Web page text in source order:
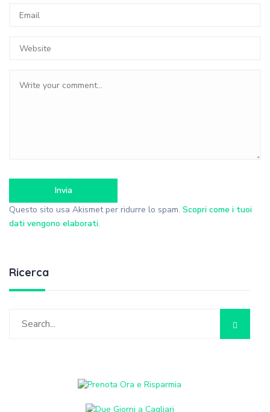
Questo sito usa Akismet per ridurre lo spam. Scopri come i tuoi
dati vengono elaborati.
Ricerca